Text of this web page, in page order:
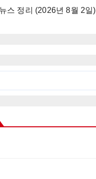
스 정리 (2026년 8월 2일)